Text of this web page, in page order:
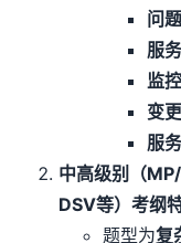
问
服
监
变
服
中高级别（
DSV等）考纲特
题型为复